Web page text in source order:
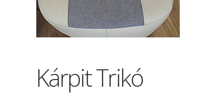
Kárpit Trikó